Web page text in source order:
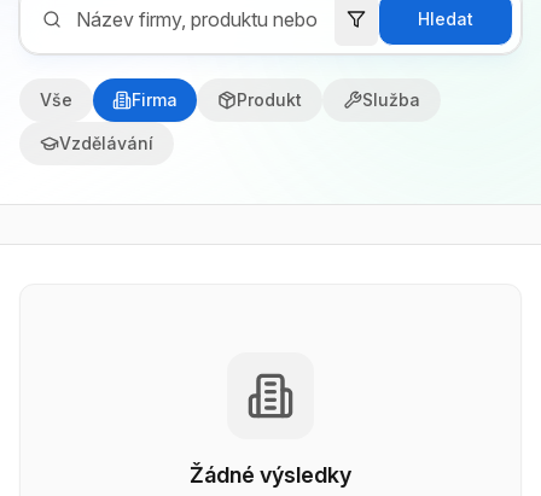
Hledat
Vše Firma Produkt Služba
Vzdělávání
Žádné výsledky